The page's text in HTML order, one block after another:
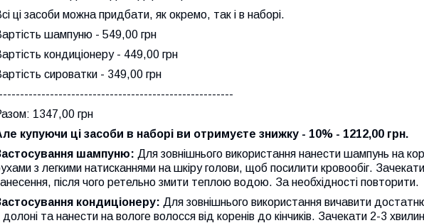
ці засоби можна придбати, як окремо, так і в наборі.
шампуню - 549,00 грн
кондиціонеру - 449,00 грн
сироватки - 349,00 грн
1347,00 грн
купуючи ці засоби в наборі ви отримуєте знижку - 10% - 1212,00 грн.
шампуню: Для зовнішнього використання нанести шампунь на
з легкими натисканнями на шкіру голови, щоб посилити кровообіг.
після чого ретельно змити теплою водою. За необхідності повторити.
кондиціонеру: Для зовнішнього використання вичавити
долоні та нанести на вологе волосся від коренів до кінчиків. Зачекати 2-3